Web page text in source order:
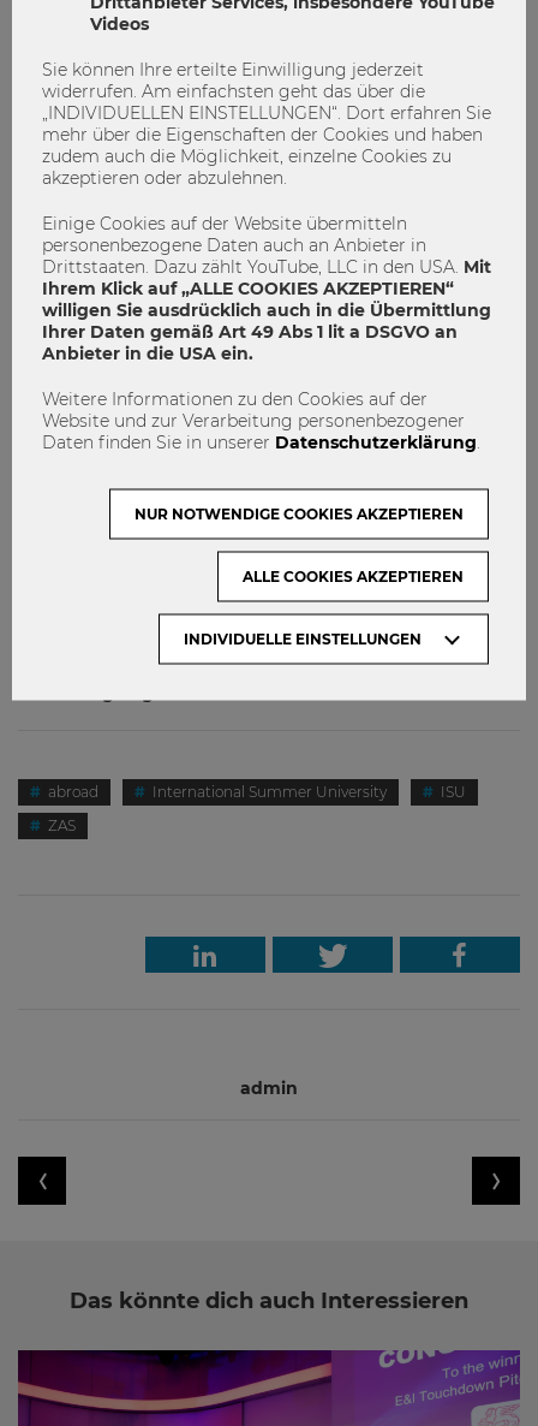
daher ein Auslandssemester in Kanada (und überall anders
diese Erfahrung auch zu machen. Es ist wahrlich nicht
einfach, ein Erlebnis eines Auslandssemesters überhaupt in
Worte zu fassen, doch die Erinnerungen und Erfahrungen
bleiben für immer!
Lust auf ein Auslandssemester? Dann
bewirb dich jetzt für das
Sommersemester 2019!
Wann?Bewerbungszeitraum vom 07. Mai – 16. Mai 2018
Wer kann sich bewerben? Bachelorstudierende
Sommersemester 2019 ein Auslandssemester an einer
unserer Partneruniversitäten inEuropaabsolvieren
möchten, können sich bis zum 16. Mai 2018 (bis 12 Uhr
selben Zeitraum für Universitätenin Europa und in
bewerben.
Nutze das Angebot an
und nach dem Auslandssemester über Verschiedenes rund
um das Auslandssemester informieren kann.Alle Infos
. Mehr Informationen zum Austauschsemester gibt es
abroad International Summer University
ISU
ZAS
admin
Das könnte dich auch Interessieren
Videos
Sie können Ihre erteilte Einwilligung jederzeit
widerrufen. Am einfachsten geht das über die
„INDIVIDUELLEN EINSTELLUNGEN“. Dort erfahren Sie
mehr über die Eigenschaften der Cookies und haben
zudem auch die Möglichkeit, einzelne Cookies zu
akzeptieren oder abzulehnen.
Einige Cookies auf der Website übermitteln
personenbezogene Daten auch an Anbieter in
Drittstaaten. Dazu zählt YouTube, LLC in den USA. Mit
Ihrem Klick auf „ALLE COOKIES AKZEPTIEREN“
willigen Sie ausdrücklich auch in die Übermittlung
Ihrer Daten gemäß Art 49 Abs 1 lit a DSGVO an
Anbieter in die USA ein.
Weitere Informationen zu den Cookies auf der
Website und zur Verarbeitung personenbezogener
Daten finden Sie in unserer Datenschutzerklärung
INDIVIDUELLE EINSTELLUNGEN
NUR NOTWENDIGE COOKIES AKZEPTIEREN
ALLE COOKIES AKZEPTIEREN